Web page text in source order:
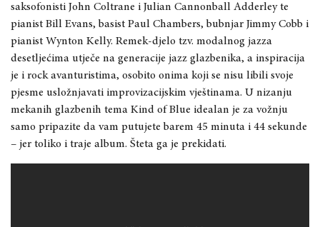
saksofonisti John Coltrane i Julian Cannonball Adderley te
pianist Bill Evans, basist Paul Chambers, bubnjar Jimmy Cobb i
pianist Wynton Kelly. Remek-djelo tzv. modalnog jazza
desetljećima utječe na generacije jazz glazbenika, a inspiracija
je i rock avanturistima, osobito onima koji se nisu libili svoje
pjesme usložnjavati improvizacijskim vještinama. U nizanju
mekanih glazbenih tema Kind of Blue idealan je za vožnju
samo pripazite da vam putujete barem 45 minuta i 44 sekunde
– jer toliko i traje album. Šteta ga je prekidati.